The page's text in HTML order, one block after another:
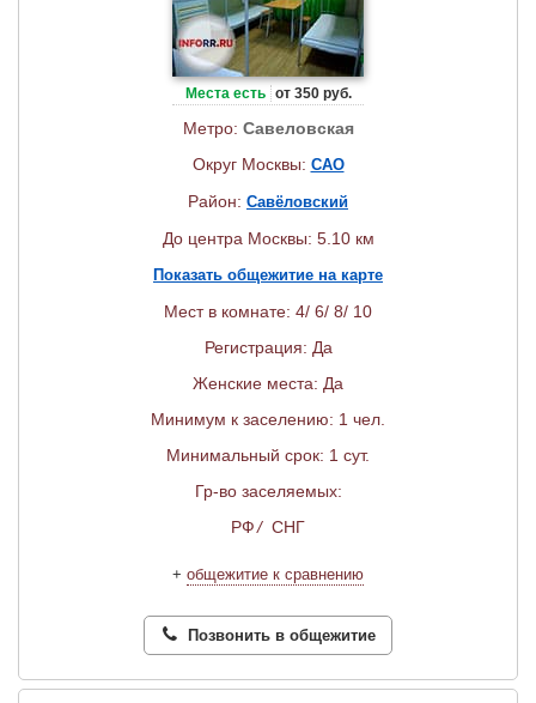
Места есть от 350 руб.
Метро: Савеловская
Округ Москвы: САО
Район: Савёловский
До центра Москвы: 5.10 км
Показать общежитие на карте
Мест в комнате: 4/ 6/ 8/ 10
Регистрация: Да
Женские места: Да
Минимум к заселению: 1 чел.
Минимальный срок: 1 сут.
Гр-во заселяемых:
РФ/ СНГ
+ общежитие к сравнению
Позвонить в общежитие